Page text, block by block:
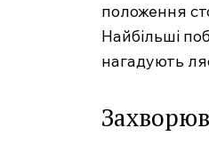
положення
Найбільші
нагадують